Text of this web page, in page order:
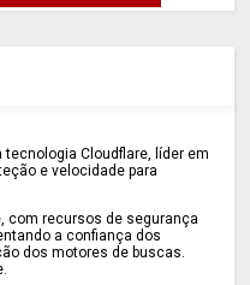
Cloudflare, líder em
e velocidade para
com recursos de segurança
a confiança dos
dos motores de buscas.